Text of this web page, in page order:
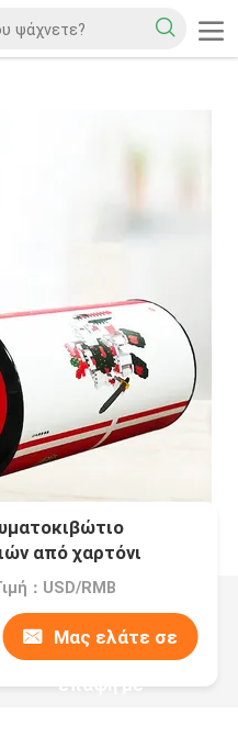
από χαρτόνι
το μαύρο καπάκι
：USD/RMB
Μας ελάτε σε
επαφή με